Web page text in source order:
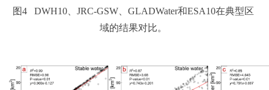
图4 DWH10、JRC-GSW、GLADWater和ESA10在典型区
域的结果对比。